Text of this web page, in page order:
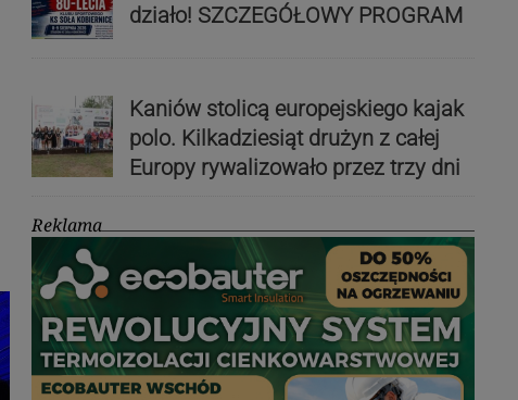
działo! SZCZEGÓŁOWY PROGRAM
Kaniów stolicą europejskiego kajak
polo. Kilkadziesiąt drużyn z całej
Europy rywalizowało przez trzy dni
Reklama